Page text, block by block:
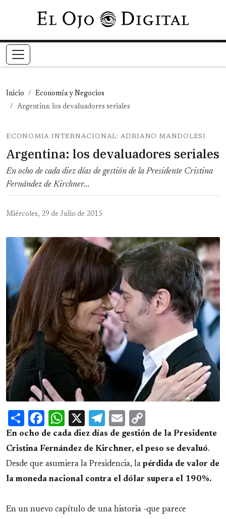
Pasar al contenido principal
Inicio
Economía y Negocios
Argentina: los devaluadores seriales
ECONOMIA INTERNACIONAL: ADRIANO MANDOLESI
Argentina: los devaluadores seriales
En ocho de cada diez días de gestión de la Presidente Cristina
Fernández de Kirchner...
Miércoles, 29 de Julio de 2015
ShareFacebook
WhatsApp
X Telegram
Email
Link
En ocho de cada diez días de gestión de la Presidente
Cristina Fernández de Kirchner, el peso se devaluó.
Desde que asumiera la Presidencia, la pérdida de valor de
la moneda nacional contra el dólar supera el 190%.
En un nuevo capítulo de una historia -que parece